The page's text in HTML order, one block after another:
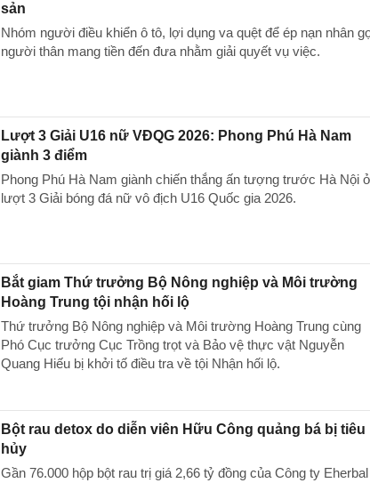
sản
Nhóm người điều khiển ô tô, lợi dụng va quệt để ép nạn nhân
người thân mang tiền đến đưa nhằm giải quyết vụ việc.
Lượt 3 Giải U16 nữ VĐQG 2026: Phong Phú Hà Nam
giành 3 điểm
Phong Phú Hà Nam giành chiến thắng ấn tượng trước Hà Nội
lượt 3 Giải bóng đá nữ vô địch U16 Quốc gia 2026.
Bắt giam Thứ trưởng Bộ Nông nghiệp và Môi trường
Hoàng Trung tội nhận hối lộ
Thứ trưởng Bộ Nông nghiệp và Môi trường Hoàng Trung cùng
Phó Cục trưởng Cục Trồng trọt và Bảo vệ thực vật Nguyễn
Quang Hiếu bị khởi tố điều tra về tội Nhận hối lộ.
Bột rau detox do diễn viên Hữu Công quảng bá bị tiêu
hủy
Gần 76.000 hộp bột rau trị giá 2,66 tỷ đồng của Công ty Eherbal